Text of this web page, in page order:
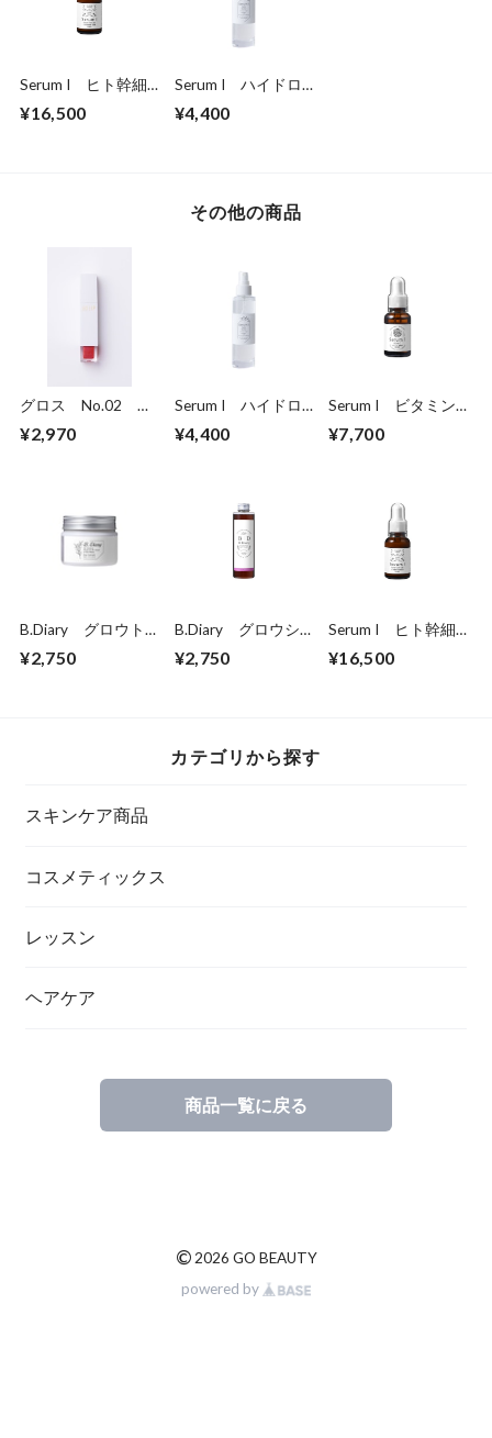
Serum I ヒト幹細
¥16,500
Serum I ハイドロ
¥4,400
その他の商品
グロス No.02
ス）
¥2,970
Serum I ハイドロ
¥4,400
Serum I ビタミンC
¥7,700
B.Diary グロウト
¥2,750
B.Diary グロウシ
¥2,750
Serum I ヒト幹細
¥16,500
カテゴリから探す
スキンケア商品
コスメティックス
レッスン
ヘアケア
商品一覧に戻る
© 2026 GO BEAUTY
powered by